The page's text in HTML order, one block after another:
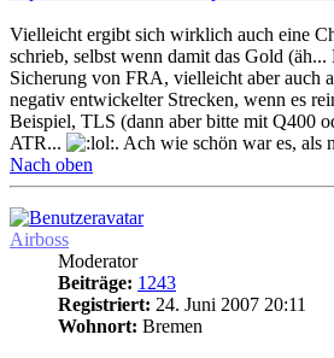
Vielleicht ergibt sich wirklich auch eine
schrieb, selbst wenn damit das Gold
Sicherung von FRA, vielleicht aber auch
negativ entwickelter Strecken, wenn es
Beispiel, TLS (dann aber bitte mit Q400
ATR...
. Ach wie schön war es, als
Nach oben
Airboss
Moderator
Beiträge: 1243
Registriert: 24. Juni 2007 20:11
Wohnort: Bremen